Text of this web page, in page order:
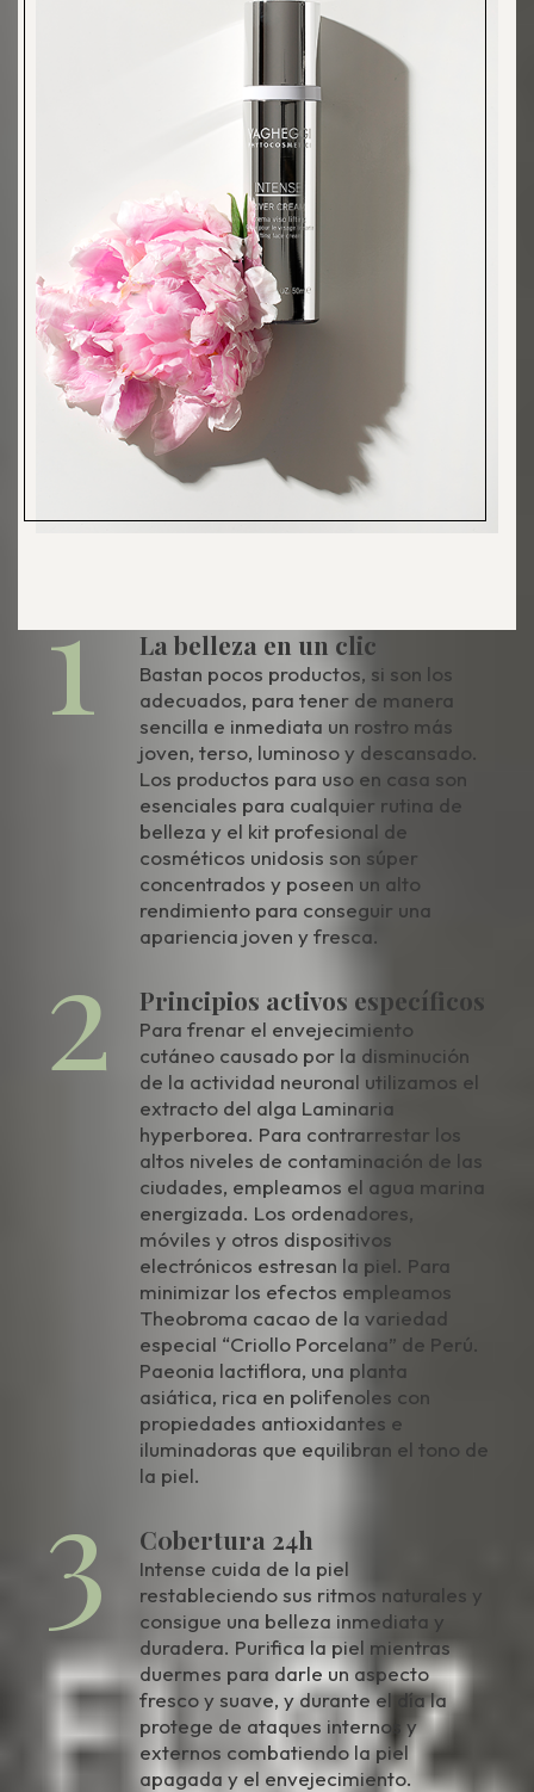
1 La belleza en un clic
Bastan pocos productos, si son los
adecuados, para tener de manera
sencilla e inmediata un rostro más
joven, terso, luminoso y descansado.
Los productos para uso en casa son
esenciales para cualquier rutina de
belleza y el kit profesional de
cosméticos unidosis son súper
concentrados y poseen un alto
rendimiento para conseguir una
apariencia joven y fresca.
2 Principios activos específicos
Para frenar el envejecimiento
cutáneo causado por la disminución
de la actividad neuronal utilizamos el
extracto del alga Laminaria
hyperborea. Para contrarrestar los
altos niveles de contaminación de las
ciudades, empleamos el agua marina
energizada. Los ordenadores,
móviles y otros dispositivos
electrónicos estresan la piel. Para
minimizar los efectos empleamos
Theobroma cacao de la variedad
especial “Criollo Porcelana” de Perú.
Paeonia lactiflora, una planta
asiática, rica en polifenoles con
propiedades antioxidantes e
iluminadoras que equilibran el tono de
la piel.
3 C0bertura 24h
Intense cuida de la piel
restableciendo sus ritmos naturales y
consigue una belleza inmediata y
duradera. Purifica la piel mientras
duermes para darle un aspecto
fresco y suave, y durante el día la
protege de ataques internos y
externos combatiendo la piel
apagada y el envejecimiento.